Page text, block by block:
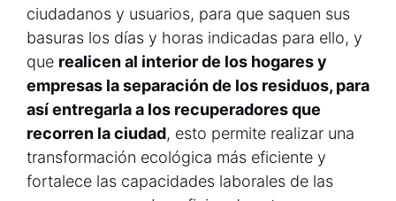
ciudadanos y usuarios, para que saquen sus
basuras los días y horas indicadas para ello, y
que realicen al interior de los hogares y
empresas la separación de los residuos, para
así entregarla a los recuperadores que
recorren la ciudad, esto permite realizar una
transformación ecológica más eficiente y
fortalece las capacidades laborales de las